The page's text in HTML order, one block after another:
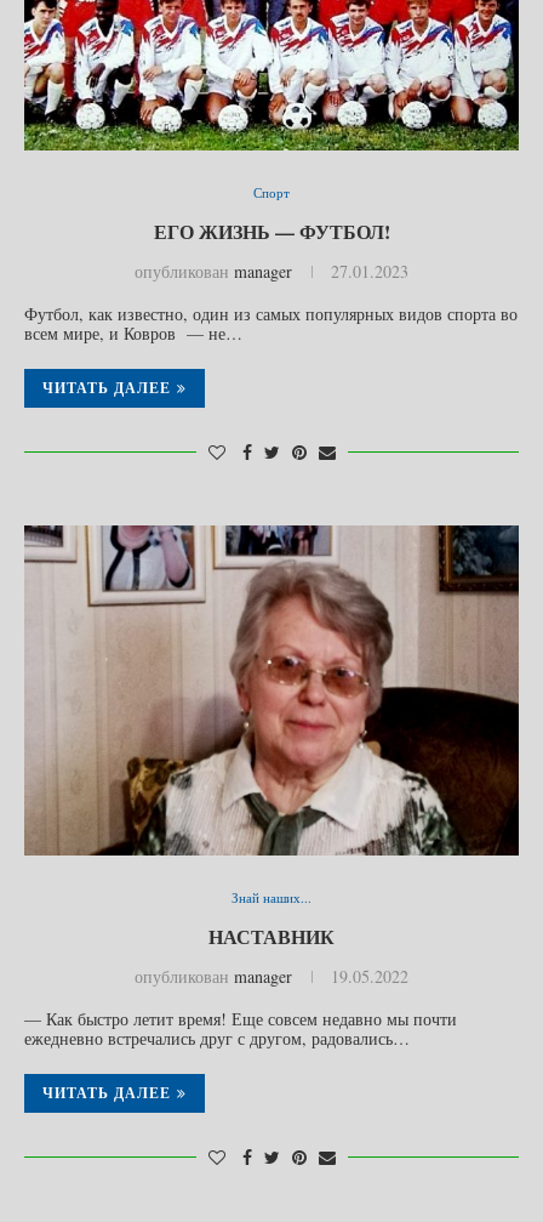
Спорт
ЕГО ЖИЗНЬ — ФУТБОЛ!
опубликован manager
27.01.2023
Футбол, как известно, один из самых популярных видов спорта во
всем мире, и Ковров — не…
ЧИТАТЬ ДАЛЕЕ
Знай наших...
НАСТАВНИК
опубликован manager
19.05.2022
— Как быстро летит время! Еще совсем недавно мы почти
ежедневно встречались друг с другом, радовались…
ЧИТАТЬ ДАЛЕЕ